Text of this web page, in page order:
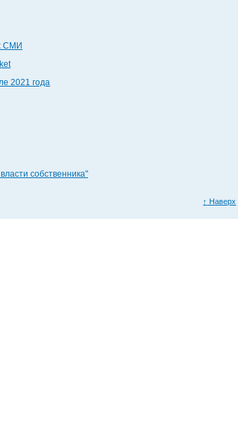
СМИ
2021 года
собственника"
↑ Наверх